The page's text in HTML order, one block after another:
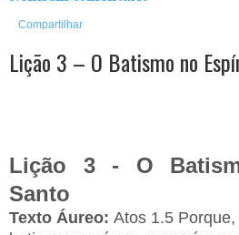
Compartilhar
Lição 3 – O Batismo no
Lição 3 - O
Santo
Texto Áureo: Atos 1.5